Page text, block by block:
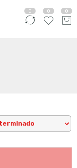
0 0 0